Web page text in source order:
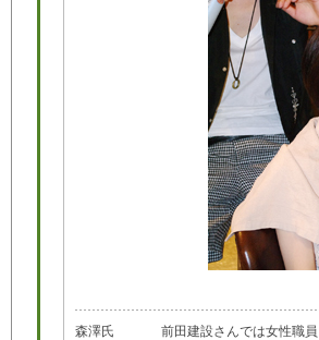
森澤氏
前田建設さんでは女性職